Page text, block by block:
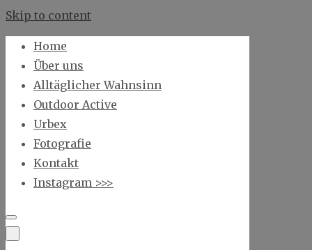
Skip to content
Home
Über uns
Alltäglicher Wahnsinn
Outdoor Active
Urbex
Fotografie
Kontakt
Instagram >>>